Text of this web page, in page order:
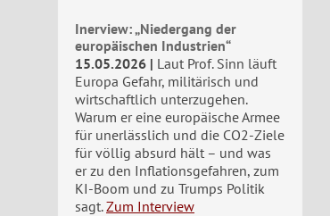
Inerview: „Niedergang der
europäischen Industrien“
15.05.2026
Laut Prof. Sinn läuft
Europa Gefahr, militärisch und
wirtschaftlich unterzugehen.
Warum er eine europäische Armee
für unerlässlich und die CO2-Ziele
für völlig absurd hält – und was
er zu den Inflationsgefahren, zum
KI-Boom und zu Trumps Politik
sagt. Zum Interview